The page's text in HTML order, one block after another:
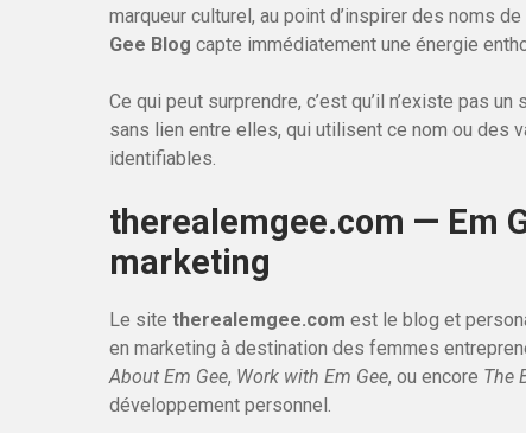
marqueur culturel, au point d’inspirer des noms
Gee Blog capte immédiatement une énergie
Ce qui peut surprendre, c’est qu’il n’existe pas un
sans lien entre elles, qui utilisent ce nom ou des
identifiables.
therealemgee.com — Em
marketing
Le site therealemgee.com est le blog et
en marketing à destination des femmes
About Em Gee, Work with Em Gee, ou encore The
développement personnel.